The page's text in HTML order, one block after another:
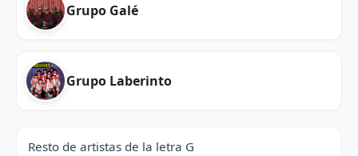
Grupo Galé
Grupo Laberinto
Resto de artistas de la letra G